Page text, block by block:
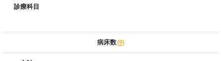
診療科目
病床数